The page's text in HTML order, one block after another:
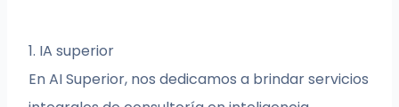
1. IA superior
En AI Superior, nos dedicamos a brindar servicios